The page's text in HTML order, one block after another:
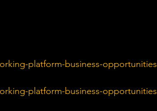
platform-business-opportunities
platform-business-opportunities